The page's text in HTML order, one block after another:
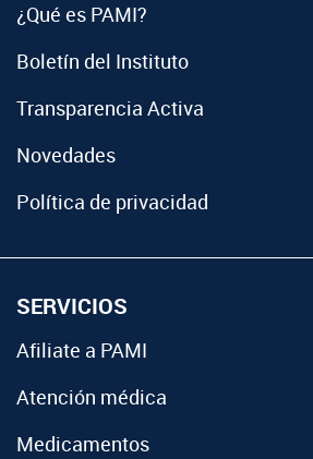
¿Qué es PAMI?
Boletín del Instituto
Transparencia Activa
Novedades
Política de privacidad
SERVICIOS
Afiliate a PAMI
Atención médica
Medicamentos